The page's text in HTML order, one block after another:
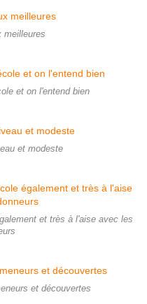
meilleures
et on l'entend bien
et modeste
et très à l'aise avec les
et découvertes